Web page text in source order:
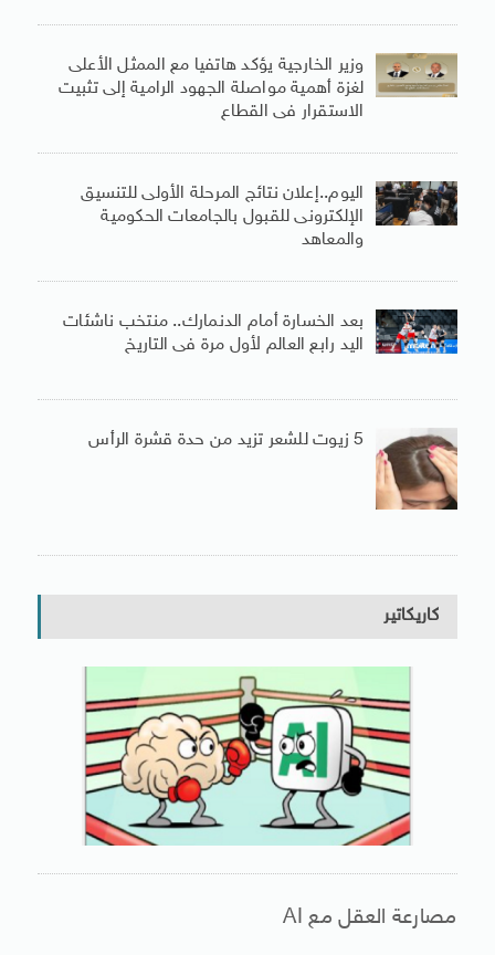
وزير الخارجية يؤكد هاتفيا مع الممثل الأعلى
لغزة أهمية مواصلة الجهود الرامية إلى تثبيت
الاستقرار فى القطاع
اليوم..إعلان نتائج المرحلة الأولى للتنسيق
الإلكترونى للقبول بالجامعات الحكومية
والمعاهد
بعد الخسارة أمام الدنمارك.. منتخب ناشئات
اليد رابع العالم لأول مرة فى التاريخ
5 زيوت للشعر تزيد من حدة قشرة الرأس
كاريكاتير
مصارعة العقل مع AI